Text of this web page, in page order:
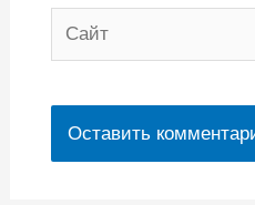
Сайт